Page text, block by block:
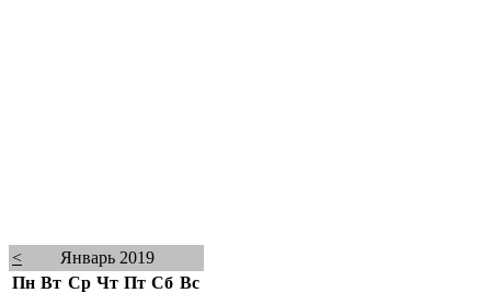
<
Январь 2019
Пн Вт Ср Чт Пт Сб Вс